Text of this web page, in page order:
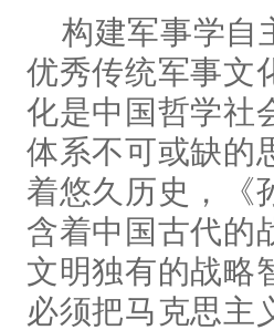
构建军事学自
优秀传统军事文
化是中国哲学社
体系不可或缺的
着悠久历史，《
含着中国古代的
文明独有的战略
必须把马克思主